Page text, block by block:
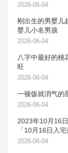
2026-06-04
刚出生的男婴儿
婴儿小名男孩
2026-06-04
八字中最好的桃
旺
2026-06-04
一顿饭就消气的
2026-06-04
2023年10月16
「10月16日入宅
2026-06-04